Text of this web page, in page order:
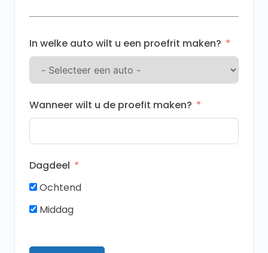
In welke auto wilt u een proefrit maken?
Wanneer wilt u de proefit maken?
Dagdeel
Ochtend
Middag